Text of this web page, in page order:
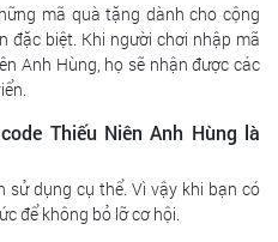
mã quà tặng dành cho cộng
đặc biệt. Khi người chơi nhập mã
Anh Hùng, họ sẽ nhận được các
Thiếu Niên Anh Hùng là
sử dụng cụ thể. Vì vậy khi bạn có
để không bỏ lỡ cơ hội.